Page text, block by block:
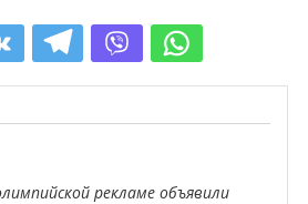
рекламе объявили